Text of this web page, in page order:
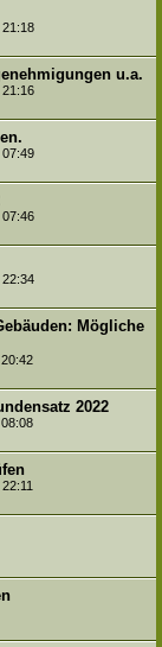
u.a.
07:49
07:46
Mögliche
2022